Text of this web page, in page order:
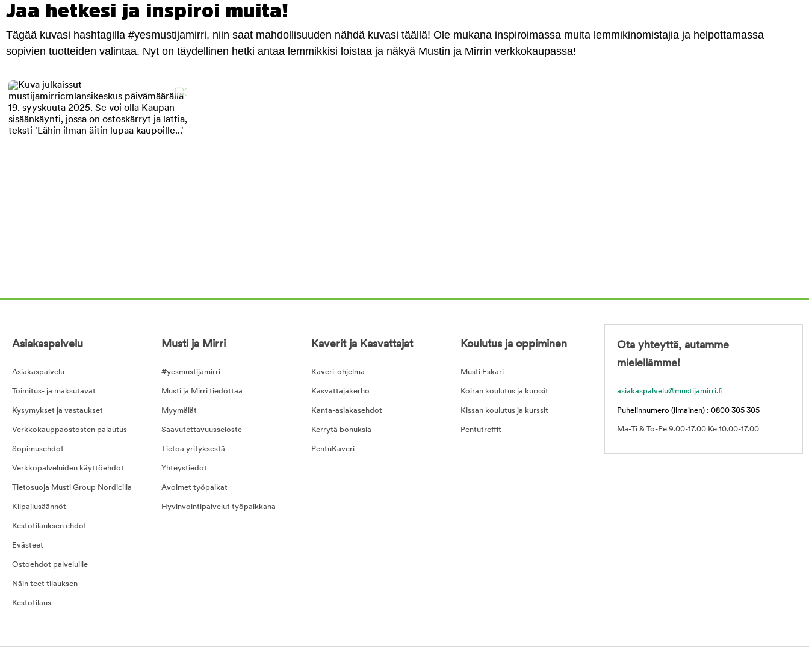
Jaa hetkesi ja inspiroi muita!
Tägää kuvasi hashtagilla #yesmustijamirri, niin saat mahdollisuuden nähdä kuvasi täällä! Ole mukana inspiroimassa muita lemmikinomistajia ja helpottamassa
sopivien tuotteiden valintaa. Nyt on täydellinen hetki antaa lemmikkisi loistaa ja näkyä Mustin ja Mirrin verkkokaupassa!
Asiakaspalvelu
Asiakaspalvelu
Toimitus- ja maksutavat
Kysymykset ja vastaukset
Verkkokauppaostosten palautus
Sopimusehdot
Verkkopalveluiden käyttöehdot
Tietosuoja Musti Group Nordicilla
Kilpailusäännöt
Kestotilauksen ehdot
Evästeet
Ostoehdot palveluille
Näin teet tilauksen
Kestotilaus
Musti ja Mirri
#yesmustijamirri
Musti ja Mirri tiedottaa
Myymälät
Saavutettavuusseloste
Tietoa yrityksestä
Yhteystiedot
Avoimet työpaikat
Hyvinvointipalvelut työpaikkana
Kaverit ja Kasvattajat
Kaveri-ohjelma
Kasvattajakerho
Kanta-asiakasehdot
Kerrytä bonuksia
PentuKaveri
Koulutus ja oppiminen
Musti Eskari
Koiran koulutus ja kurssit
Kissan koulutus ja kurssit
Pentutreffit
Ota yhteyttä, autamme
mielellämme!
asiakaspalvelu@mustijamirri.fi
Puhelinnumero (ilmainen) : 0800 305 305
Ma-Ti & To-Pe 9.00-17.00 Ke 10.00-17.00